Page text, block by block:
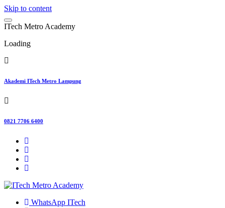
Skip to content
ITech Metro Academy
Loading
Akademi ITech Metro Lampung
0821 7706 6400
WhatsApp ITech